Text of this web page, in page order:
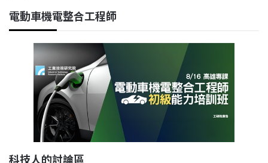
電動車機電整合工程師
科技人的討論區